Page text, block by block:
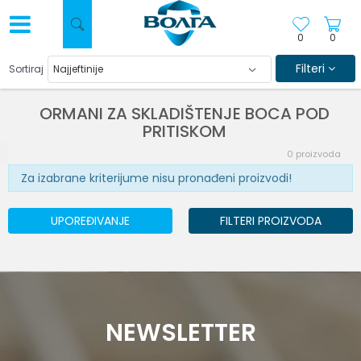
0
0
ORMANI ZA SKLADIŠTENJE BOCA POD
PRITISKOM
Sortiraj Filteri
0 proizvoda
Za izabrane kriterijume nisu pronađeni proizvodi!
UPOREĐIVANJE FILTERI PROIZVODA
NEWSLETTER